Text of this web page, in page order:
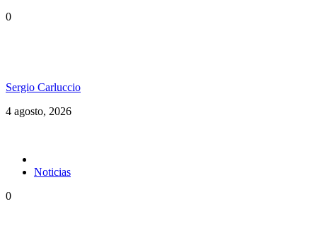
0
Sergio Carluccio
4 agosto, 2026
Noticias
0